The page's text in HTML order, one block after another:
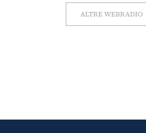
ALTRE WEBRADIO